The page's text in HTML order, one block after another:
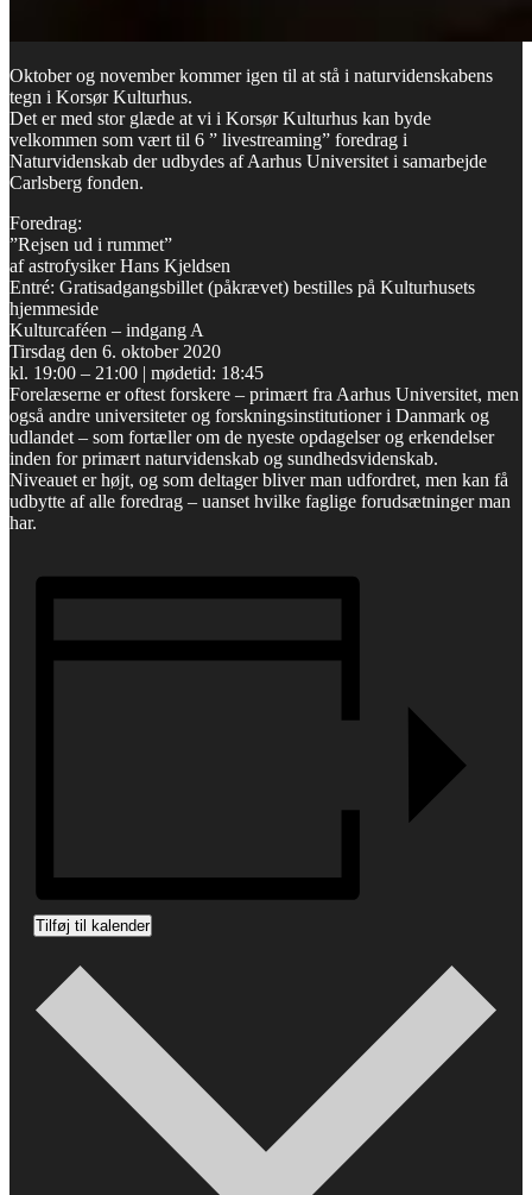
Oktober og november kommer igen til at stå i naturvidenskabens
tegn i Korsør Kulturhus.
Det er med stor glæde at vi i Korsør Kulturhus kan byde
velkommen som vært til 6 ” livestreaming” foredrag i
Naturvidenskab der udbydes af Aarhus Universitet i samarbejde
Carlsberg fonden.
Foredrag:
”Rejsen ud i rummet”
af astrofysiker Hans Kjeldsen
Entré: Gratisadgangsbillet (påkrævet) bestilles på Kulturhusets
hjemmeside
Kulturcaféen – indgang A
Tirsdag den 6. oktober 2020
kl. 19:00 – 21:00 | mødetid: 18:45
Forelæserne er oftest forskere – primært fra Aarhus Universitet, men
også andre universiteter og forskningsinstitutioner i Danmark og
udlandet – som fortæller om de nyeste opdagelser og erkendelser
inden for primært naturvidenskab og sundhedsvidenskab.
Niveauet er højt, og som deltager bliver man udfordret, men kan få
udbytte af alle foredrag – uanset hvilke faglige forudsætninger man
har.
Tilføj til kalender